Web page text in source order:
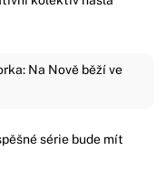
Na Nově běží ve
série bude mít